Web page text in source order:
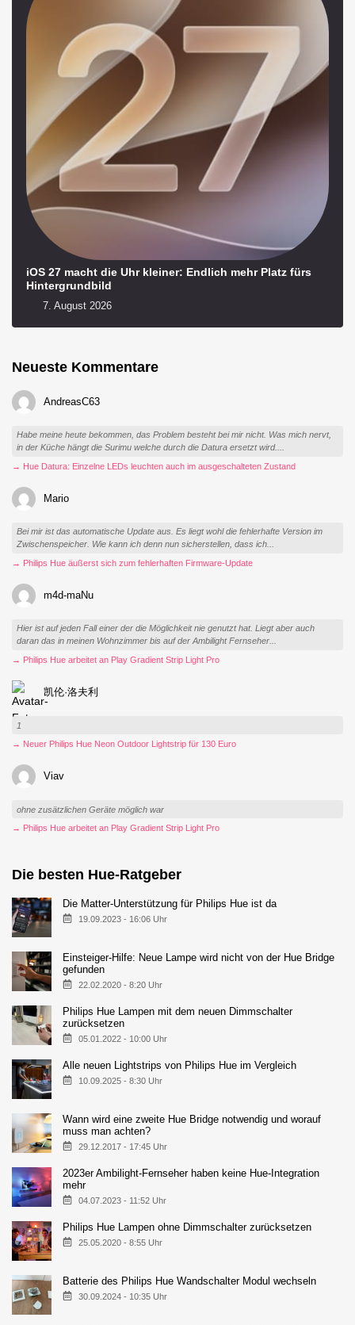
iOS 27 macht die Uhr kleiner: Endlich mehr Platz fürs
Hintergrundbild
7. August 2026
Neueste Kommentare
AndreasC63
Habe meine heute bekommen, das Problem besteht bei mir nicht. Was mich nervt,
in der Küche hängt die Surimu welche durch die Datura ersetzt wird....
→ Hue Datura: Einzelne LEDs leuchten auch im ausgeschalteten Zustand
Mario
Bei mir ist das automatische Update aus. Es liegt wohl die fehlerhafte Version im
Zwischenspeicher. Wie kann ich denn nun sicherstellen, dass ich...
→ Philips Hue äußerst sich zum fehlerhaften Firmware-Update
m4d-maNu
Hier ist auf jeden Fall einer der die Möglichkeit nie genutzt hat. Liegt aber auch
daran das in meinen Wohnzimmer bis auf der Ambilight Fernseher...
→ Philips Hue arbeitet an Play Gradient Strip Light Pro
凯伦·洛夫利
1
→ Neuer Philips Hue Neon Outdoor Lightstrip für 130 Euro
Viav
ohne zusätzlichen Geräte möglich war
→ Philips Hue arbeitet an Play Gradient Strip Light Pro
Die besten Hue-Ratgeber
Die Matter-Unterstützung für Philips Hue ist da
19.09.2023 - 16:06 Uhr
Einsteiger-Hilfe: Neue Lampe wird nicht von der Hue Bridge
gefunden
22.02.2020 - 8:20 Uhr
Philips Hue Lampen mit dem neuen Dimmschalter
zurücksetzen
05.01.2022 - 10:00 Uhr
Alle neuen Lightstrips von Philips Hue im Vergleich
10.09.2025 - 8:30 Uhr
Wann wird eine zweite Hue Bridge notwendig und worauf
muss man achten?
29.12.2017 - 17:45 Uhr
2023er Ambilight-Fernseher haben keine Hue-Integration
mehr
04.07.2023 - 11:52 Uhr
Philips Hue Lampen ohne Dimmschalter zurücksetzen
25.05.2020 - 8:55 Uhr
Batterie des Philips Hue Wandschalter Modul wechseln
30.09.2024 - 10:35 Uhr